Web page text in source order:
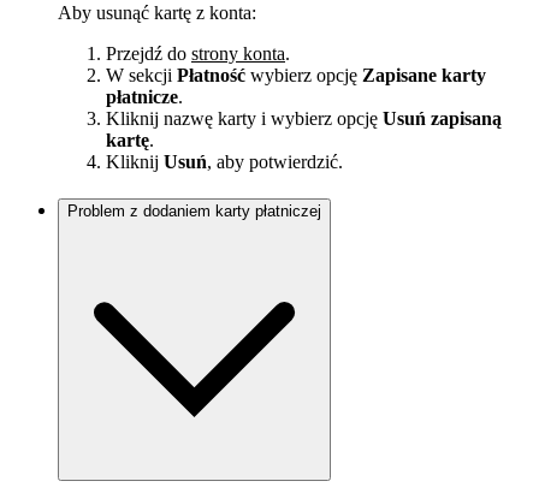
Aby usunąć kartę z konta:
Przejdź do strony konta.
W sekcji Płatność wybierz opcję Zapisane karty
płatnicze.
Kliknij nazwę karty i wybierz opcję Usuń zapisaną
kartę.
Kliknij Usuń, aby potwierdzić.
Problem z dodaniem karty płatniczej